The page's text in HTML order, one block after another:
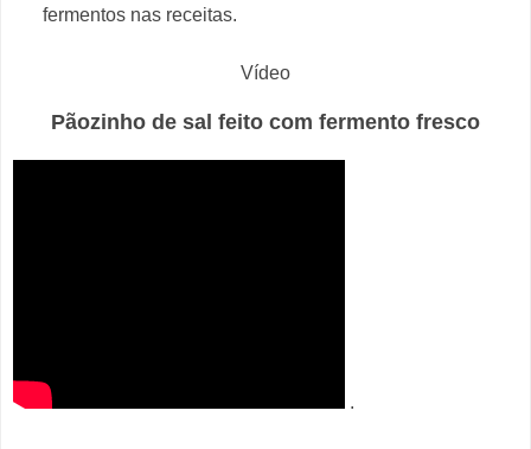
fermentos nas receitas.
Vídeo
Pãozinho de sal feito com fermento fresco
.